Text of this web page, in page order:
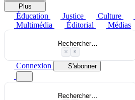
Plus
Éducation Justice Culture
Multimédia
Éditorial Médias
Rechercher…
⌘ K
Connexion S'abonner
Rechercher…